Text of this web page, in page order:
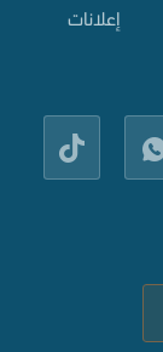
إعلانات